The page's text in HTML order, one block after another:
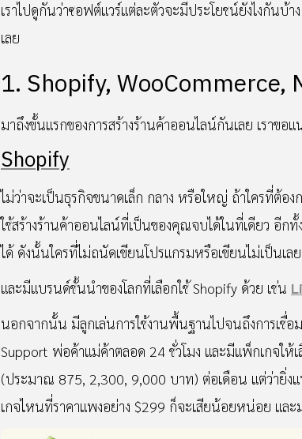
เราไปดูกันว่าซอฟต์แวร์แต่ละตัวจะมีประโยชน์ยังไงกันบ้
เลย
1. Shopify, WooCommerce,
มาถึงขั้นแรกของการสร้างร้านค้าออนไลน์กันเลย เราข
Shopify
ไม่ว่าจะเป็นธุรกิจขนาดเล็ก กลาง หรือใหญ่ ถ้าใครที่ต้อ
ใช้สร้างร้านค้าออนไลน์ที่เป็นของคุณจบได้ในที่เดียว อีก
ได้ ดังนั้นใครที่ไม่ถนัดเขียนโปรแกรมหรือเขียนไม่เป็นเล
และมีแบรนด์ชั้นนำของโลกที่เลือกใช้ Shopify ด้วย เช่น
นอกจากนั้น มีลูกเล่นการใช้งานพื้นฐานไปจนถึงการเชื่
Support พ่อค้าแม่ค้าตลอด 24 ชั่วโมง และมีแพ็กเกจให้
(ประมาณ 875, 2,300, 9,000 บาท) ต่อเดือน แต่ว่ายิ่งแ
เกจไหนที่ราคาแพงอย่าง $299 ก็จะเสียน้อยหน่อย แล